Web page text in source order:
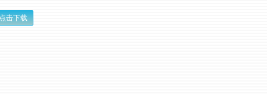
击下载